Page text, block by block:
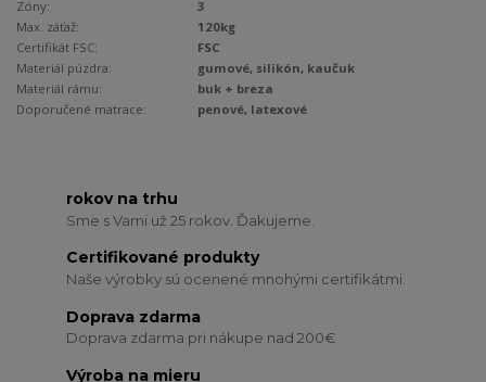
Zóny:
3
Max. záťaž:
120kg
Certifikát FSC:
FSC
Materiál púzdra:
gumové, silikón, kaučuk
Materiál rámu:
buk + breza
Doporučené matrace:
penové, latexové
rokov na trhu
Sme s Vami už 25 rokov. Ďakujeme.
Certifikované produkty
Naše výrobky sú ocenené mnohými certifikátmi.
Doprava zdarma
Doprava zdarma pri nákupe nad 200€
Výroba na mieru